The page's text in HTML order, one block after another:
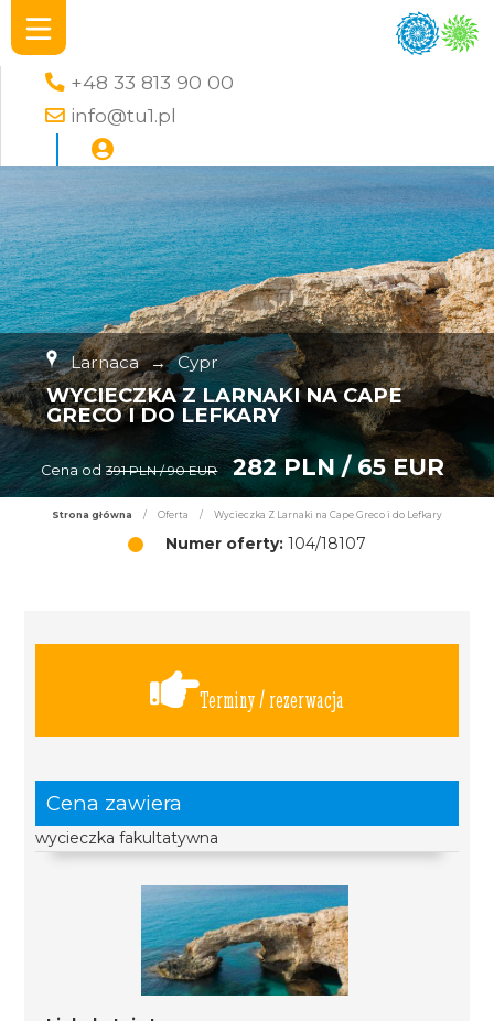
+48 33 813 90 00
info@tu1.pl
Larnaca → Cypr
WYCIECZKA Z LARNAKI NA CAPE
GRECO I DO LEFKARY
Cena od 391 PLN / 90 EUR 282 PLN / 65 EUR
Strona główna / Oferta / Wycieczka Z Larnaki na Cape Greco i do Lefkary
Numer oferty: 104/18107
Terminy / rezerwacja
Cena zawiera
wycieczka fakultatywna